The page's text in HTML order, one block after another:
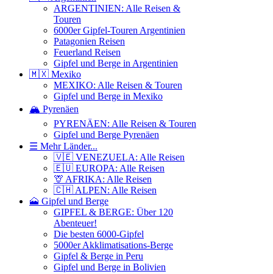
ARGENTINIEN: Alle Reisen &
Touren
6000er Gipfel-Touren Argentinien
Patagonien Reisen
Feuerland Reisen
Gipfel und Berge in Argentinien
🇲🇽 Mexiko
MEXIKO: Alle Reisen & Touren
Gipfel und Berge in Mexiko
🏔️ Pyrenäen
PYRENÄEN: Alle Reisen & Touren
Gipfel und Berge Pyrenäen
☰ Mehr Länder...
🇻🇪 VENEZUELA: Alle Reisen
🇪🇺 EUROPA: Alle Reisen
🦒 AFRIKA: Alle Reisen
🇨🇭 ALPEN: Alle Reisen
🗻 Gipfel und Berge
GIPFEL & BERGE: Über 120
Abenteuer!
Die besten 6000-Gipfel
5000er Akklimatisations-Berge
Gipfel & Berge in Peru
Gipfel und Berge in Bolivien